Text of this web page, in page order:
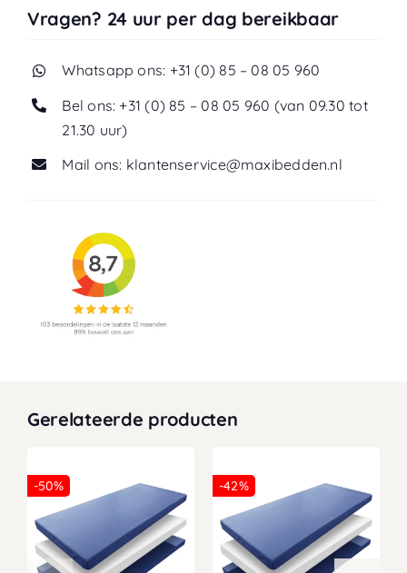
Vragen? 24 uur per dag bereikbaar
Whatsapp ons: +31 (0) 85 – 08 05 960
Bel ons: +31 (0) 85 – 08 05 960 (van 09.30 tot
21.30 uur)
Mail ons: klantenservice@maxibedden.nl
Gerelateerde producten
-50% -42%